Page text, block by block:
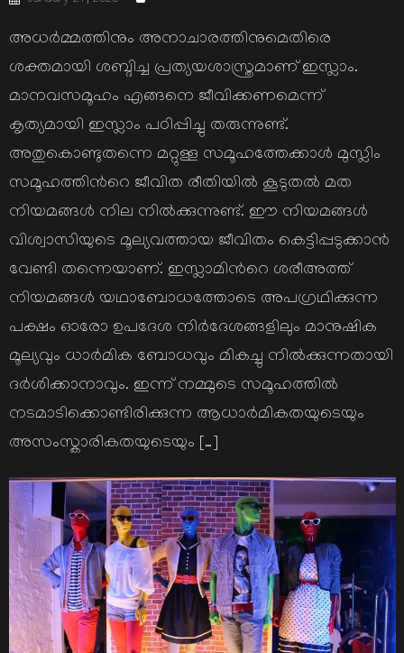
on
അധര്‍മ്മത്തിനും അനാചാരത്തിനുമെതിരെ
ശക്തമായി ശബ്ദിച്ച പ്രത്യയശാസ്ത്രമാണ് ഇസ്ലാം.
മാനവസമൂഹം എങ്ങനെ ജീവിക്കണമെന്ന്
കൃത്യമായി ഇസ്ലാം പഠിപ്പിച്ചു തരുന്നുണ്ട്.
അതുകൊണ്ടുതന്നെ മറ്റുള്ള സമൂഹത്തേക്കാള്‍ മുസ്ലിം
സമൂഹത്തിന്‍റെ ജീവിത രീതിയില്‍ കൂടുതല്‍ മത
നിയമങ്ങള്‍ നില നില്‍ക്കുന്നുണ്ട്. ഈ നിയമങ്ങള്‍
വിശ്വാസിയുടെ മൂല്യവത്തായ ജീവിതം കെട്ടിപ്പടുക്കാന്‍
വേണ്ടി തന്നെയാണ്. ഇസ്ലാമിന്‍റെ ശരീഅത്ത്
നിയമങ്ങള്‍ യഥാബോധത്തോടെ അപഗ്രഥിക്കുന്ന
പക്ഷം ഓരോ ഉപദേശ നിര്‍ദേശങ്ങളിലും മാനുഷിക
മൂല്യവും ധാര്‍മിക ബോധവും മികച്ചു നില്‍ക്കുന്നതായി
ദര്‍ശിക്കാനാവും. ഇന്ന് നമ്മുടെ സമൂഹത്തില്‍
നടമാടിക്കൊണ്ടിരിക്കുന്ന ആധാര്‍മികതയുടെയും
അസംസ്കാരികതയുടെയും […]